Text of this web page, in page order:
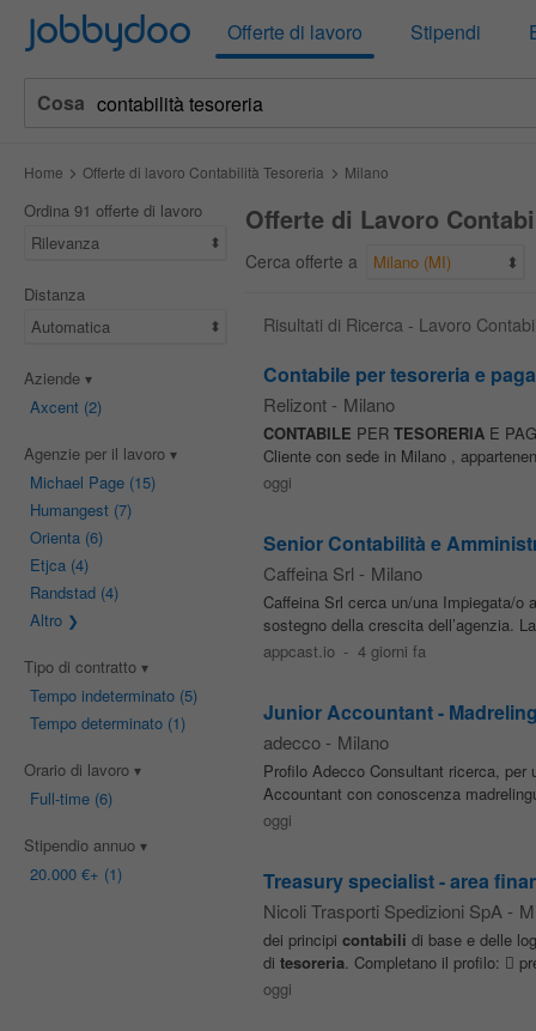
Jobbydoo Offerte di lavoro Stipendi
Cosa
Home Offerte di lavoro Contabilità Tesoreria Milano
Ordina 91 offerte di lavoro
Rilevanza
Distanza
Automatica
Aziende
Axcent(2)
Agenzie per il lavoro
Michael Page(15)
Humangest(7)
Orienta(6)
Etjca(4)
Randstad(4)
Altro
Tipo di contratto
Tempo indeterminato(5)
Tempo determinato(1)
Orario di lavoro
Full-time(6)
Stipendio annuo
20.000 €+ (1)
Offerte di Lavoro
Cerca offerte a Milano (MI)
Risultati di Ricerca - Lavoro
Contabile per tesoreria e
Relizont - Milano
CONTABILE PER TESORERIAE
Cliente con sede in Milano ,
oggi
Senior Contabilità e
Caffeina Srl - Milano
Caffeina Srl cerca un/una Impiegata/o
sostegno della crescita dell’agenzia.
appcast.io - 4 giorni fa
Junior Accountant -
adecco - Milano
Profilo Adecco Consultant ricerca, per
Accountant con conoscenza
oggi
Treasury specialist - area
Nicoli Trasporti Spedizioni SpA -
dei principi contabili di base e delle
di tesoreria. Completano il profilo: 
oggi